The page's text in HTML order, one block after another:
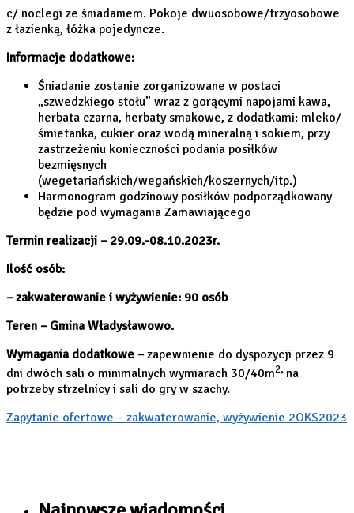
c/ noclegi ze śniadaniem. Pokoje dwuosobowe/trzyosobowe
z łazienką, łóżka pojedyncze.
Informacje dodatkowe:
Śniadanie zostanie zorganizowane w postaci
„szwedzkiego stołu” wraz z gorącymi napojami kawa,
herbata czarna, herbaty smakowe, z dodatkami: mleko/
śmietanka, cukier oraz wodą mineralną i sokiem, przy
zastrzeżeniu konieczności podania posiłków
bezmięsnych
(wegetariańskich/wegańskich/koszernych/itp.)
Harmonogram godzinowy posiłków podporządkowany
będzie pod wymagania Zamawiającego
Termin realizacji – 29.09.-08.10.2023r.
Ilość osób:
– zakwaterowanie i wyżywienie: 90 osób
Teren – Gmina Władysławowo.
Wymagania dodatkowe –zapewnienie do dyspozycji przez 9
dni dwóch sali o minimalnych wymiarach 30/40m2, na
potrzeby strzelnicy i sali do gry w szachy.
Zapytanie ofertowe – zakwaterowanie, wyżywienie 2OKS2023